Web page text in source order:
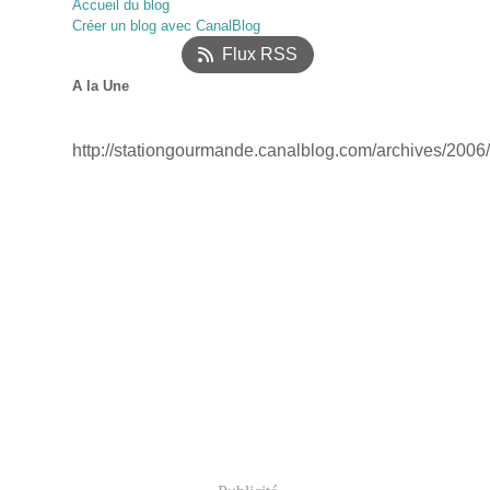
Janvier (12)
Février(17)
Janvier(18)
Mars(52)
Accueil du blog
Créer un blog avec CanalBlog
Flux RSS
A la Une
http://stationgourmande.canalblog.com/archives/